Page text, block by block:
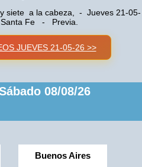
siete a la cabeza, - Jueves 21-05-
Fe - Previa.
JUEVES 21-05-26 >>
08/08/26
Buenos Aires